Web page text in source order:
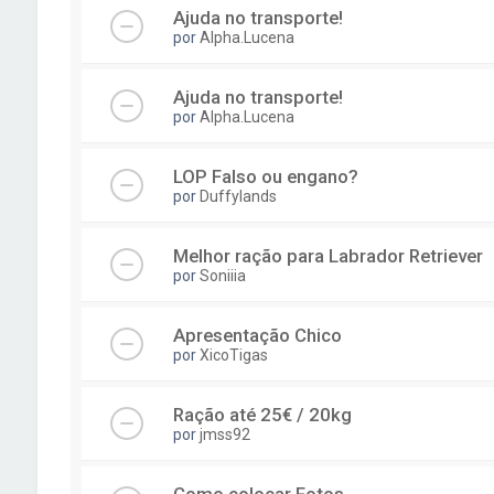
Ajuda no transporte!
porAlpha.Lucena
Ajuda no transporte!
porAlpha.Lucena
LOP Falso ou engano?
por Duffylands
Melhor ração para Labrador Retriever
porSoniiia
Apresentação Chico
porXicoTigas
Ração até 25€ / 20kg
porjmss92